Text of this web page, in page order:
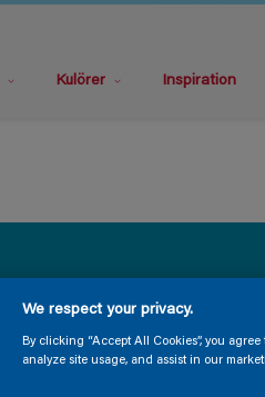
Kulörer Inspiration
We respect your privacy.
By clicking “Accept All Cookies”, you
analyze site usage, and assist in our